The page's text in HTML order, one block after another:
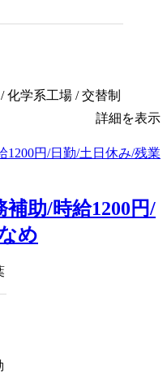
化学系工場 / 交替制
詳細を表示
助/時給1200円/
め